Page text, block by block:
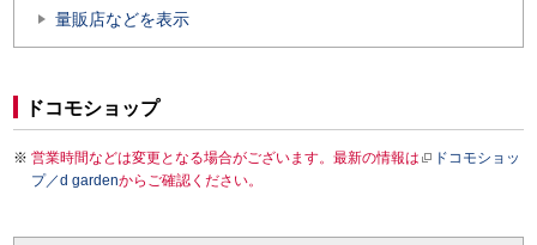
量販店などを表示
ドコモショップ
営業時間などは変更となる場合がございます。最新の情報は
ドコモショッ
プ／d gardenからご確認ください。